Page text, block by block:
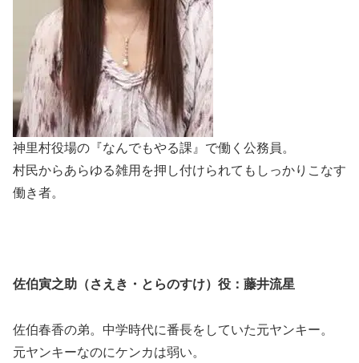
神里村役場の『なんでもやる課』で働く公務員。
村民からあらゆる雑用を押し付けられてもしっかりこなす
働き者。
佐伯寅之助（さえき・とらのすけ）役：藤井流星
佐伯春香の弟。中学時代に番長をしていた元ヤンキー。
元ヤンキーなのにケンカは弱い。